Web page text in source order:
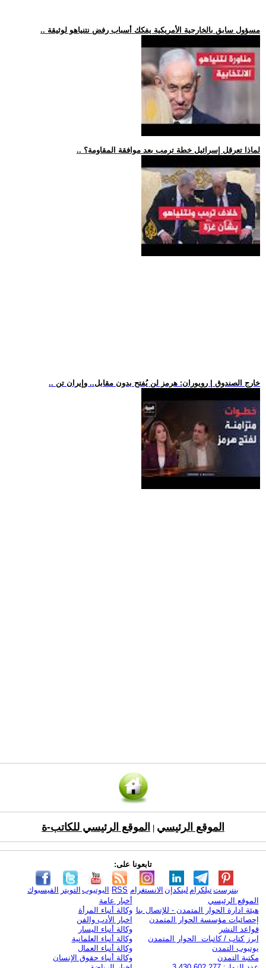
.. مسؤول سابق بالخارجية الأمريكية يفكك أسباب رفض نتنياهو لوثيقة
.. لماذا تعرقل إسرائيل خطة ترمب بعد موافقة المقاومة؟
.. خارج الصندوق | رويوران: هرمز لن يُفتح بدون مقابل.. وإيران تن
الموقع الرئيسي الموقع الرئيسي للكاتب-ة
تابعونا على:
الفيسبوك التويتر اليوتيوب RSS الانستغرام لينكدإن تيلكرامبنترست
الموقع الرئيسي
هيئة ادارة الحوار المتمدن - للإتصال بنا
إحصائيات مؤسسة الحوار المتمدن
قواعد النشر
ابرز كتاب / كاتبات الحوار المتمدن
يوتيوب التمدن
مكتبة التمدن
أخبار عامة
وكالة أنباء المرأة
اخبار الأدب والفن
وكالة أنباء اليسار
وكالة أنباء العلمانية
وكالة أنباء العمال
وكالة أنباء حقوق الإنسان